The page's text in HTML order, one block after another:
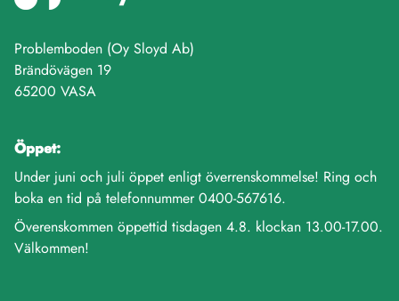
Problemboden (Oy Sloyd Ab)
Brändövägen 19
65200 VASA
Öppet:
Under juni och juli öppet enligt överrenskommelse! Ring och
boka en tid på telefonnummer 0400-567616.
Överenskommen öppettid tisdagen 4.8. klockan 13.00-17.00.
Välkommen!